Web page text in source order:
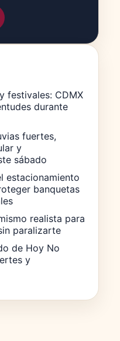
festivales: CDMX
durante
fuertes,
y
sábado
estacionamiento
banquetas
realista para
paralizarte
de Hoy No
y